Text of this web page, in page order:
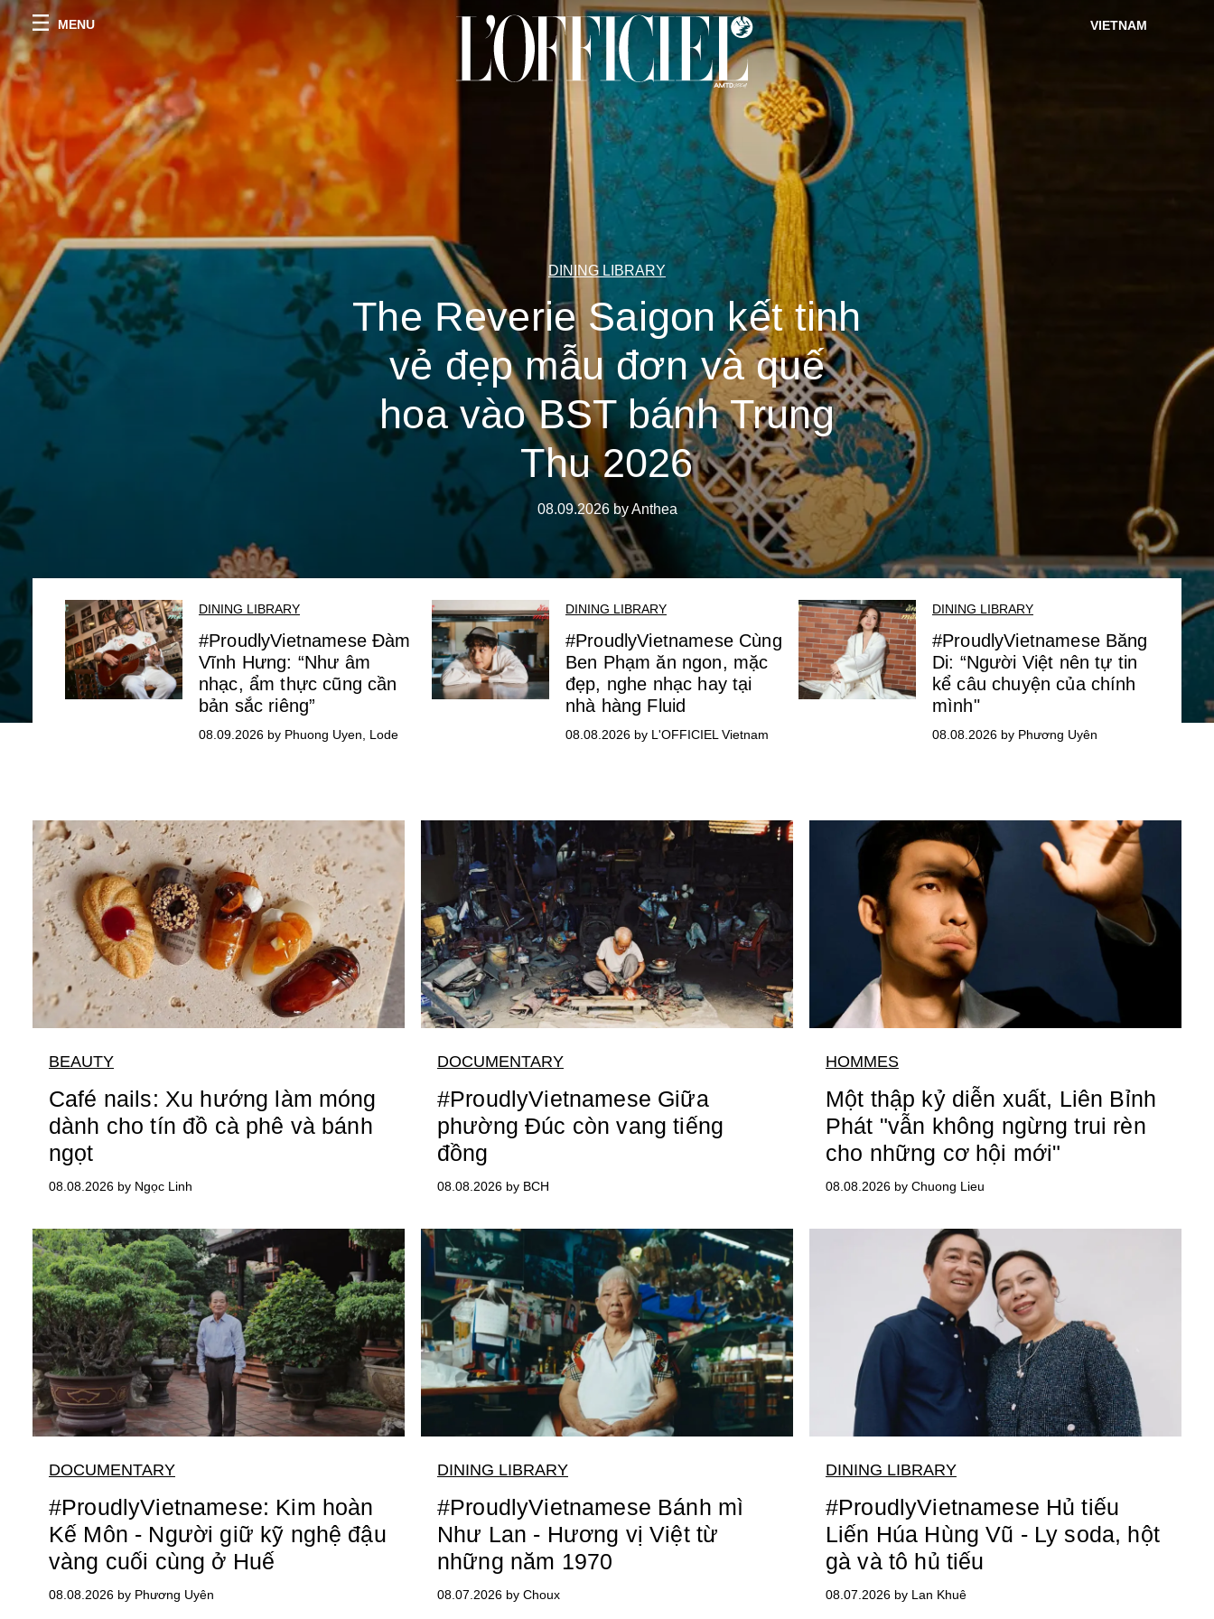
MENU VIETNAM
DINING LIBRARY
The Reverie Saigon kết tinh
vẻ đẹp mẫu đơn và quế
hoa vào BST bánh Trung
Thu 2026
08.09.2026 by Anthea
DINING LIBRARY
#ProudlyVietnamese Đàm
Vĩnh Hưng: “Như âm
nhạc, ẩm thực cũng cần
bản sắc riêng”
08.09.2026 by Phuong Uyen, Lode
DINING LIBRARY
#ProudlyVietnamese Cùng
Ben Phạm ăn ngon, mặc
đẹp, nghe nhạc hay tại
nhà hàng Fluid
08.08.2026 by L'OFFICIEL Vietnam
DINING LIBRARY
#ProudlyVietnamese Băng
Di: “Người Việt nên tự tin
kể câu chuyện của chính
mình"
08.08.2026 by Phương Uyên
BEAUTY
Café nails: Xu hướng làm móng
dành cho tín đồ cà phê và bánh
ngọt
08.08.2026 by Ngọc Linh
DOCUMENTARY
#ProudlyVietnamese Giữa
phường Đúc còn vang tiếng
đồng
08.08.2026 by BCH
HOMMES
Một thập kỷ diễn xuất, Liên Bỉnh
Phát "vẫn không ngừng trui rèn
cho những cơ hội mới"
08.08.2026 by Chuong Lieu
DOCUMENTARY
#ProudlyVietnamese: Kim hoàn
Kế Môn - Người giữ kỹ nghệ đậu
vàng cuối cùng ở Huế
08.08.2026 by Phương Uyên
DINING LIBRARY
#ProudlyVietnamese Bánh mì
Như Lan - Hương vị Việt từ
những năm 1970
08.07.2026 by Choux
DINING LIBRARY
#ProudlyVietnamese Hủ tiếu
Liến Húa Hùng Vũ - Ly soda, hột
gà và tô hủ tiếu
08.07.2026 by Lan Khuê